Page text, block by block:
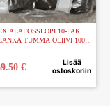
ALAFOSSLOPI 10-PAK
TUMMA OLIIVI 100G
€
Lisää
ostoskoriin